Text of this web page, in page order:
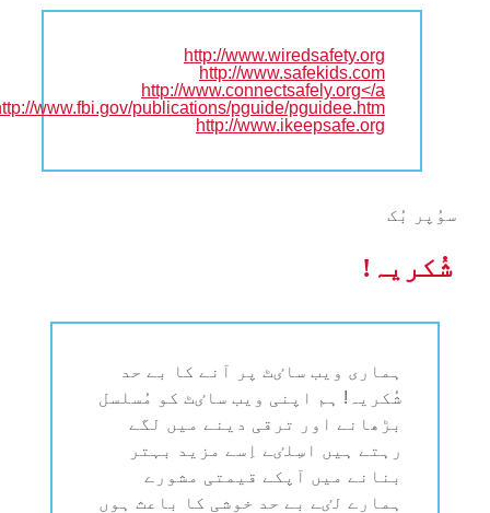
http://www.wiredsafety.org
http://www.safekids.com
http://www.connectsafely.org</a
www.fbi.gov/publications/pguide/pguidee.htm
http://www.ikeepsafe.org
سوُپر بُک
شُکریہ!
ہماری ویب ساٸٹ پر آنے کا بے حد
شُکریہ! ہم اپنی ویب ساٸٹ کو مُسلسل
بڑھانے اور ترقی دینے میں لگے
رہتے ہیں اسِلٸے اِسے مزید بہتر
بنانے میں آپکے قیمتی مشورے
ہمارے لٸے بے حد خوشی کا باعث ہوں